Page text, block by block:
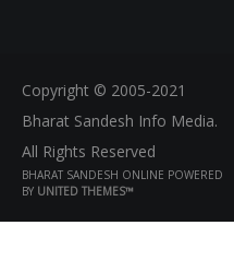
Copyright © 2005-2021
Bharat Sandesh Info Media.
All Rights Reserved
BHARAT SANDESH ONLINE POWERED
BY UNITED THEMES™